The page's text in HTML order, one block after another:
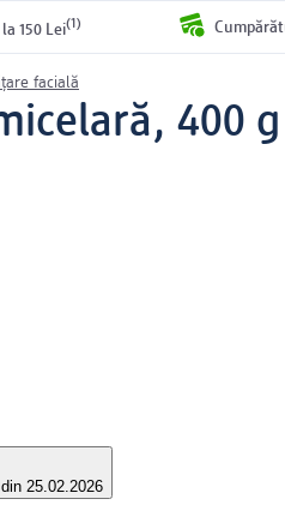
150 Lei(1)
facială
400 g
25.02.2026